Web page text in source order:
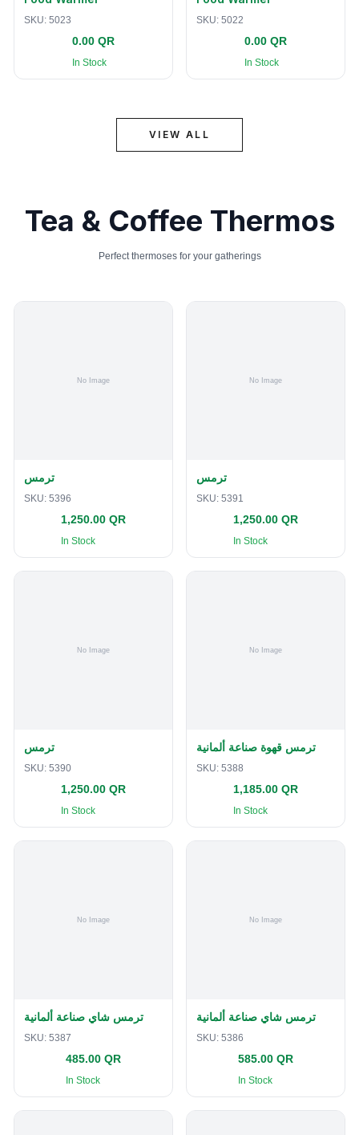
SKU: 5023
0.00 QR
In Stock
SKU: 5022
0.00 QR
In Stock
VIEW ALL
Tea & Coffee Thermos
Perfect thermoses for your gatherings
ترمس
SKU: 5396
1,250.00 QR
In Stock
ترمس
SKU: 5391
1,250.00 QR
In Stock
ترمس
SKU: 5390
1,250.00 QR
In Stock
ترمس قهوة صناعة ألمانية
SKU: 5388
1,185.00 QR
In Stock
ترمس شاي صناعة ألمانية
SKU: 5387
485.00 QR
In Stock
ترمس شاي صناعة ألمانية
SKU: 5386
585.00 QR
In Stock